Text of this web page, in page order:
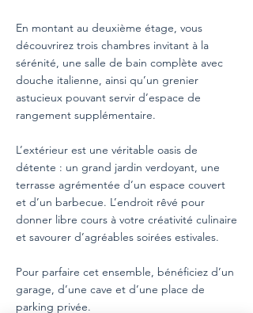
En montant au deuxième étage, vous
découvrirez trois chambres invitant à la
sérénité, une salle de bain complète avec
douche italienne, ainsi qu’un grenier
astucieux pouvant servir d’espace de
rangement supplémentaire.
L’extérieur est une véritable oasis de
détente : un grand jardin verdoyant, une
terrasse agrémentée d’un espace couvert
et d’un barbecue. L’endroit rêvé pour
donner libre cours à votre créativité culinaire
et savourer d’agréables soirées estivales.
Pour parfaire cet ensemble, bénéficiez d’un
garage, d’une cave et d’une place de
parking privée.